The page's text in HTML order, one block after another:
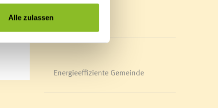
Alle zulassen
Mediathek
Energieeffiziente Gemeinde